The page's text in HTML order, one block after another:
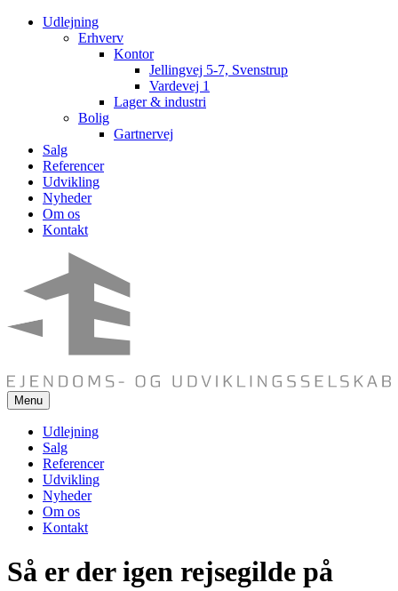
Udlejning
Erhverv
Kontor
Jellingvej 5-7, Svenstrup
Vardevej 1
Lager & industri
Bolig
Gartnervej
Salg
Referencer
Udvikling
Nyheder
Om os
Kontakt
Menu
Udlejning
Salg
Referencer
Udvikling
Nyheder
Om os
Kontakt
Så er der igen rejsegilde på